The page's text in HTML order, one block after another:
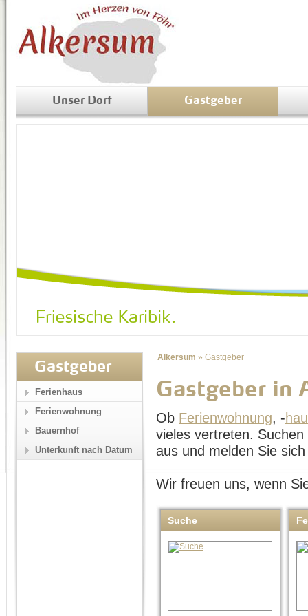
Unser Dorf Gastgeber
Alkersum » Gastgeber
Gastgeber in
Ob Ferienwohnung, -
vieles vertreten.
aus und melden Sie
Wir freuen uns, wenn
Suche
Gastgeber
Ferienhaus
Ferienwohnung
Bauernhof
Unterkunft nach Datum